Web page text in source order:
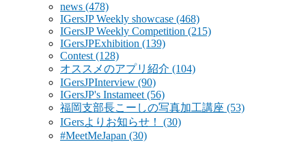
news (478)
IGersJP Weekly showcase (468)
IGersJP Weekly Competition (215)
IGersJPExhibition (139)
Contest (128)
オススメのアプリ紹介 (104)
IGersJPInterview (90)
IGersJP's Instameet (56)
福岡支部長こーしの写真加工講座 (53)
IGersよりお知らせ！ (30)
#MeetMeJapan (30)